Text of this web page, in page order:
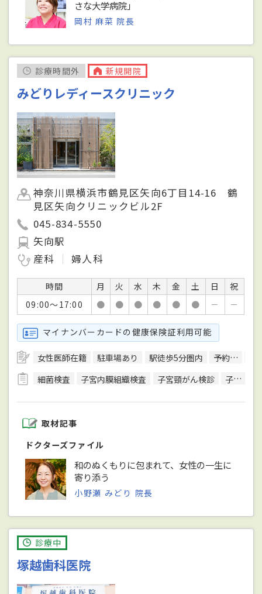
さな大学病院」
岡村 麻菜 院長
診療時間外 新規開院
みどりレディースクリニック
神奈川県横浜市鶴見区矢向6丁目14-16 鶴
見区矢向クリニックビル2F
045-834-5550
矢向駅
産科
婦人科
時間 月 火 水 木 金 土 日
祝
09:00～17:00
● ● ● ● ● ● － －
マイナンバーカードの健康保険証利用可能
女性医師在籍 駐車場あり 駅徒歩5分圏内 予約可
細菌検査
子宮内膜組織検査 子宮頸がん検診 子宮頸部拡大鏡診（コルポスコピー）
取材記事
ドクターズファイル
和のぬくもりに包まれて、女性の一生に
寄り添う
小野瀬 みどり 院長
診療中
塚越歯科医院